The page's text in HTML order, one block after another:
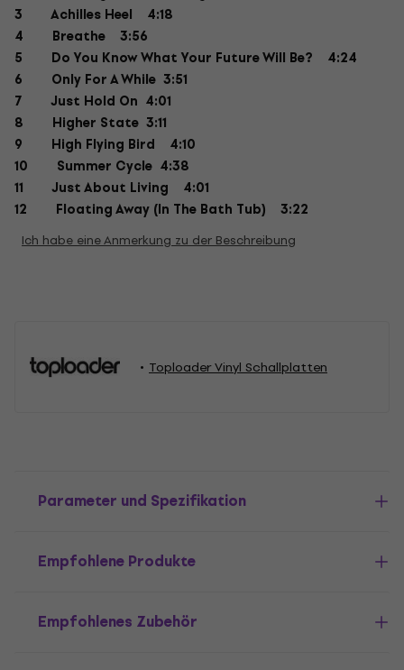
3 Achilles Heel 4:18
4 Breathe 3:56
5 Do You Know What Your Future Will Be? 4:24
6 Only For A While 3:51
7 Just Hold On 4:01
8 Higher State 3:11
9 High Flying Bird 4:10
10 Summer Cycle 4:38
11 Just About Living 4:01
12 Floating Away (In The Bath Tub) 3:22
Ich habe eine Anmerkung zu der Beschreibung
Toploader Vinyl Schallplatten
Parameter und Spezifikation
Empfohlene Produkte
Empfohlenes Zubehör